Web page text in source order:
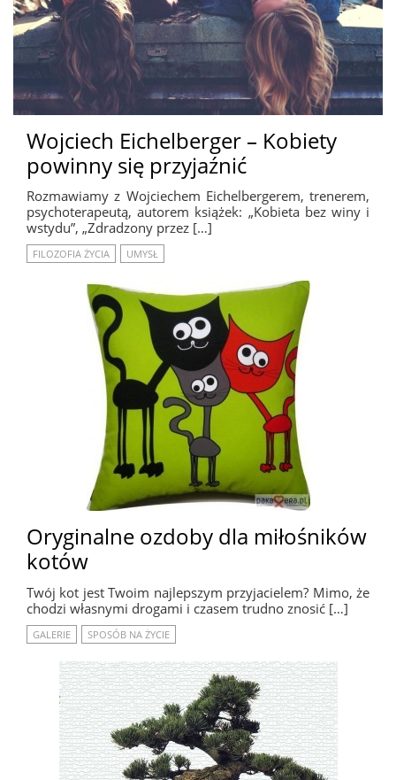
Wojciech Eichelberger – Kobiety
powinny się przyjaźnić
Rozmawiamy z Wojciechem Eichelbergerem, trenerem,
psychoterapeutą, autorem książek: „Kobieta bez winy i
wstydu”, „Zdradzony przez […]
FILOZOFIA ŻYCIA UMYSŁ
Oryginalne ozdoby dla miłośników
kotów
Twój kot jest Twoim najlepszym przyjacielem? Mimo, że
chodzi własnymi drogami i czasem trudno znosić […]
GALERIE SPOSÓB NA ŻYCIE